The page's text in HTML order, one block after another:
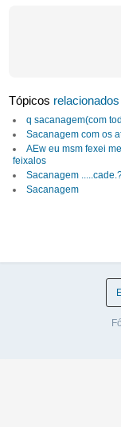
Tópicos
q sacanagem(com
Sacanagem com os
AEw eu msm fexei
feixalos
Sacanagem
Sacanagem